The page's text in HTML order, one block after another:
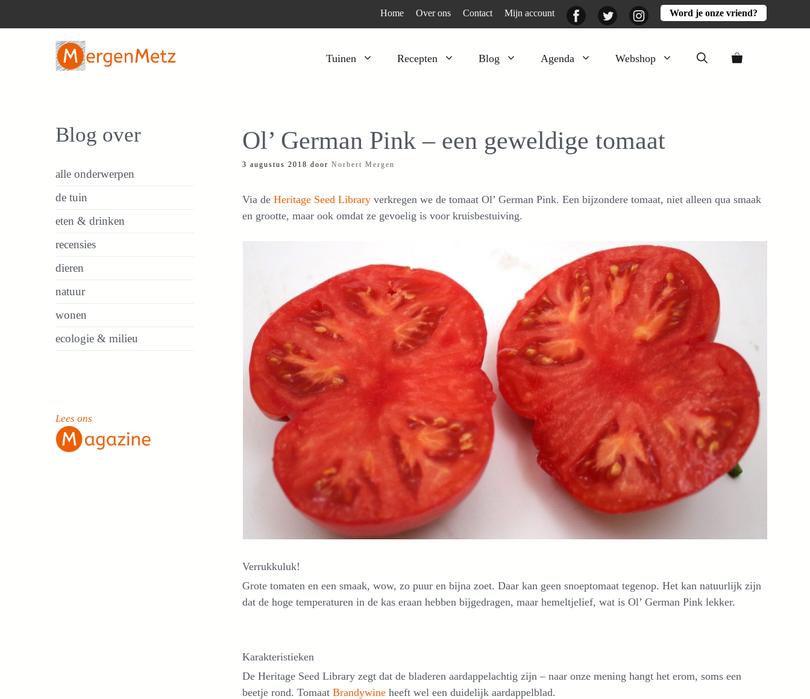
Home Over ons Contact Mijn account FacebookTwitter InstagramWord je onze vriend?
Tuinen Recepten Blog Agenda Webshop
Kruiden
Moestuin
Voedselbos
Peulgroenten
Wortelgroenten
Activiteiten
Ol’ German Pink – een geweldige tomaat
3 augustus 2018 door Norbert Mergen
Via de Heritage Seed Library verkregen we de tomaat Ol’ German Pink. Een bijzondere tomaat, niet alleen qua smaak
en grootte, maar ook omdat ze gevoelig is voor kruisbestuiving.
Verrukkuluk!
Grote tomaten en een smaak, wow, zo puur en bijna zoet. Daar kan geen snoeptomaat tegenop. Het kan natuurlijk zijn
dat de hoge temperaturen in de kas eraan hebben bijgedragen, maar hemeltjelief, wat is Ol’ German Pink lekker.
Karakteristieken
De Heritage Seed Library zegt dat de bladeren aardappelachtig zijn – naar onze mening hangt het erom, soms een
beetje rond. Tomaat Brandywine heeft wel een duidelijk aardappelblad.
Blog over
alle onderwerpen
de tuin
eten & drinken
recensies
dieren
natuur
wonen
ecologie & milieu
Lees ons